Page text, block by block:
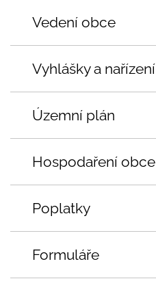
Vedení obce
Vyhlášky a nařízení
Územní plán
Hospodaření obce
Poplatky
Formuláře